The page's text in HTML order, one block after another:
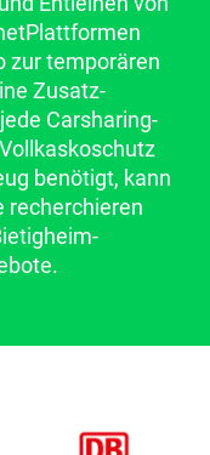
zur temporären
Zusatz-
Carsharing-
benötigt, kann
recherchieren